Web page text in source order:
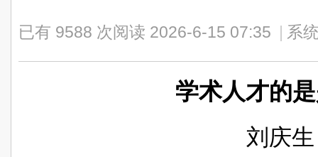
已有 9588 次阅读 2026-6-15 07:35 系
学术人才的
刘庆生